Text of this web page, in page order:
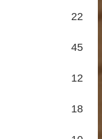
22
45
12
18